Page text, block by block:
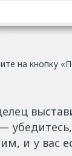
на кнопку
им, и у вас